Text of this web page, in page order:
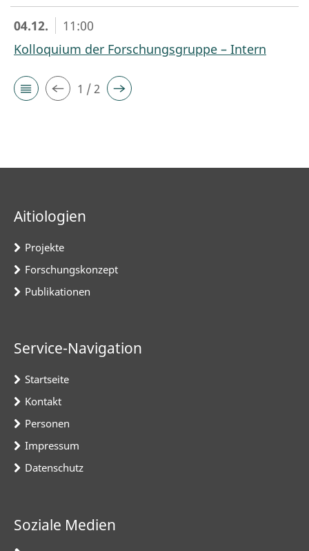
04.12.
11:00
Kolloquium der Forschungsgruppe – Intern
1 / 2
Aitiologien
Projekte
Forschungskonzept
Publikationen
Service-Navigation
Startseite
Kontakt
Personen
Impressum
Datenschutz
Soziale Medien